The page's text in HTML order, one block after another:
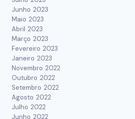
Junho 2023
Maio 2023
Abril 2023
Março 2023
Fevereiro 2023
Janeiro 2023
Novembro 2022
Outubro 2022
Setembro 2022
Agosto 2022
Julho 2022
Junho 2022